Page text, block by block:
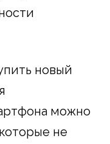
новый
можно
не